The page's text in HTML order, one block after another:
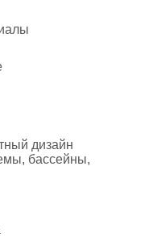
дизайн
бассейны,